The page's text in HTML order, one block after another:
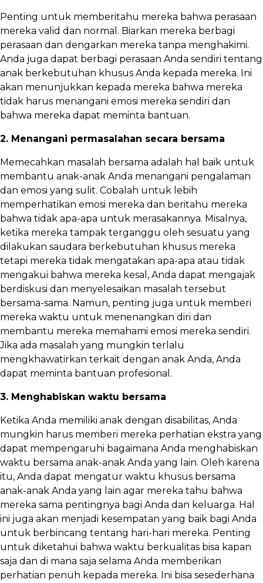
Penting untuk memberitahu mereka bahwa perasaan
mereka valid dan normal. Biarkan mereka berbagi
perasaan dan dengarkan mereka tanpa menghakimi.
Anda juga dapat berbagi perasaan Anda sendiri tentang
anak berkebutuhan khusus Anda kepada mereka. Ini
akan menunjukkan kepada mereka bahwa mereka
tidak harus menangani emosi mereka sendiri dan
bahwa mereka dapat meminta bantuan.
2. Menangani permasalahan secara bersama
Memecahkan masalah bersama adalah hal baik untuk
membantu anak-anak Anda menangani pengalaman
dan emosi yang sulit. Cobalah untuk lebih
memperhatikan emosi mereka dan beritahu mereka
bahwa tidak apa-apa untuk merasakannya. Misalnya,
ketika mereka tampak terganggu oleh sesuatu yang
dilakukan saudara berkebutuhan khusus mereka
tetapi mereka tidak mengatakan apa-apa atau tidak
mengakui bahwa mereka kesal, Anda dapat mengajak
berdiskusi dan menyelesaikan masalah tersebut
bersama-sama. Namun, penting juga untuk memberi
mereka waktu untuk menenangkan diri dan
membantu mereka memahami emosi mereka sendiri.
Jika ada masalah yang mungkin terlalu
mengkhawatirkan terkait dengan anak Anda, Anda
dapat meminta bantuan profesional.
3. Menghabiskan waktu bersama
Ketika Anda memiliki anak dengan disabilitas, Anda
mungkin harus memberi mereka perhatian ekstra yang
dapat mempengaruhi bagaimana Anda menghabiskan
waktu bersama anak-anak Anda yang lain. Oleh karena
itu, Anda dapat mengatur waktu khusus bersama
anak-anak Anda yang lain agar mereka tahu bahwa
mereka sama pentingnya bagi Anda dan keluarga. Hal
ini juga akan menjadi kesempatan yang baik bagi Anda
untuk berbincang tentang hari-hari mereka. Penting
untuk diketahui bahwa waktu berkualitas bisa kapan
saja dan di mana saja selama Anda memberikan
perhatian penuh kepada mereka. Ini bisa sesederhana